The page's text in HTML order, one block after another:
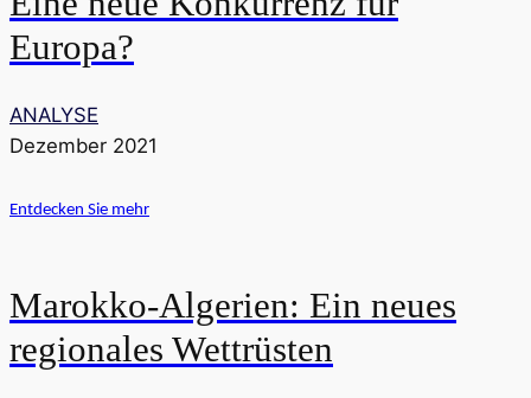
Europa?
ANALYSE
Dezember 2021
Entdecken Sie mehr
Marokko-Algerien: Ein neues
regionales Wettrüsten